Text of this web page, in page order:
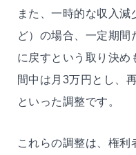
また、一時的な収入
ど）の場合、一定期
に戻すという取り決め
間中は月3万円とし、
といった調整です。
これらの調整は、権利